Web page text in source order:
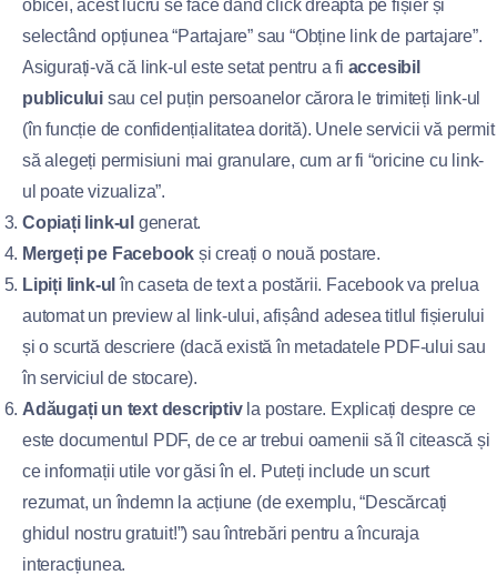
obicei, acest lucru se face dând click dreapta pe fișier și
selectând opțiunea “Partajare” sau “Obține link de partajare”.
Asigurați-vă că link-ul este setat pentru a fi accesibil
publicului sau cel puțin persoanelor cărora le trimiteți link-ul
(în funcție de confidențialitatea dorită). Unele servicii vă permit
să alegeți permisiuni mai granulare, cum ar fi “oricine cu link-
ul poate vizualiza”.
Copiați link-ul generat.
Mergeți pe Facebook și creați o nouă postare.
Lipiți link-ul în caseta de text a postării. Facebook va prelua
automat un preview al link-ului, afișând adesea titlul fișierului
și o scurtă descriere (dacă există în metadatele PDF-ului sau
în serviciul de stocare).
Adăugați un text descriptivla postare. Explicați despre ce
este documentul PDF, de ce ar trebui oamenii să îl citească și
ce informații utile vor găsi în el. Puteți include un scurt
rezumat, un îndemn la acțiune (de exemplu, “Descărcați
ghidul nostru gratuit!”) sau întrebări pentru a încuraja
interacțiunea.